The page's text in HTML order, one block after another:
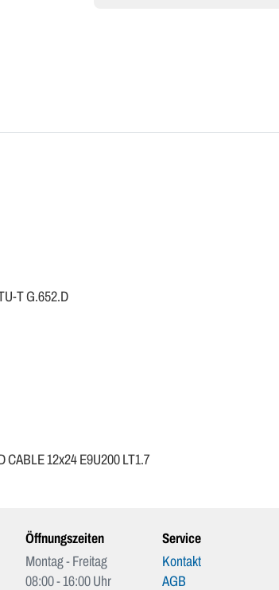
T G.652.D
CABLE 12x24 E9U200 LT1.7
Öffnungszeiten
Montag - Freitag
08:00 - 16:00 Uhr
Service
Kontakt
AGB